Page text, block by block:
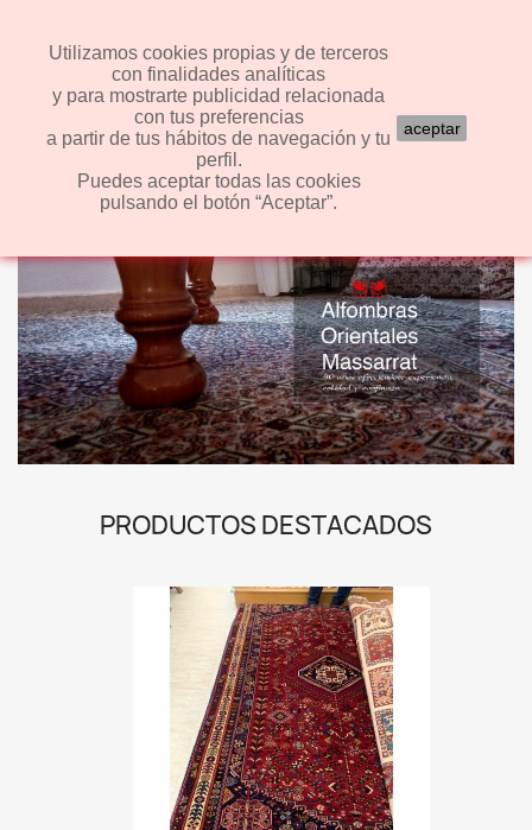
search
PRODUCTOS DESTACADOS
Utilizamos cookies propias y de terceros
con finalidades analíticas
y para mostrarte publicidad relacionada
con tus preferencias
a partir de tus hábitos de navegación y tu
perfil.
Puedes aceptar todas las cookies
pulsando el botón “Aceptar”.
aceptar